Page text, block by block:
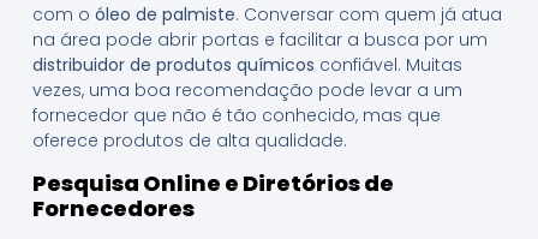
com o óleo de palmiste. Conversar com quem já atua
na área pode abrir portas e facilitar a busca por um
distribuidor de produtos químicos confiável. Muitas
vezes, uma boa recomendação pode levar a um
fornecedor que não é tão conhecido, mas que
oferece produtos de alta qualidade.
Pesquisa Online e Diretórios de
Fornecedores